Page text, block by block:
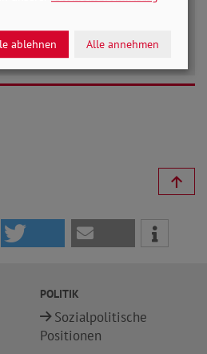
und andere Menschen
POLITIK
Sozialpolitische
Positionen
ablehnen Alle annehmen